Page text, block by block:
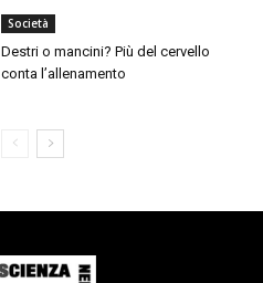
Società
Destri o mancini? Più del cervello
conta l’allenamento